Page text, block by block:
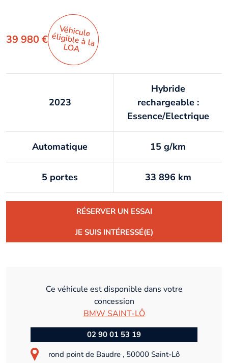
39 980 €
Véhicule
éligible à la
LO
A
2023
Hybride
rechargeable :
Essence/Electrique
Automatique 15 g/km
5 portes 33 896 km
RÉSERVER UN ESSAI
JE SUIS INTÉRESSÉ(E)
Ce véhicule est disponible dans votre
concession
BMW SAINT-LÔ
02 90 01 53 19
rond point de Baudre , 50000 Saint-Lô